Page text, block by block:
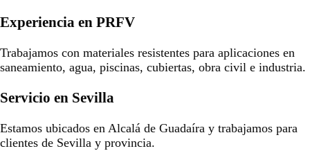
Experiencia en PRFV
Trabajamos con materiales resistentes para aplicaciones en
saneamiento, agua, piscinas, cubiertas, obra civil e industria.
Servicio en Sevilla
Estamos ubicados en Alcalá de Guadaíra y trabajamos para
clientes de Sevilla y provincia.